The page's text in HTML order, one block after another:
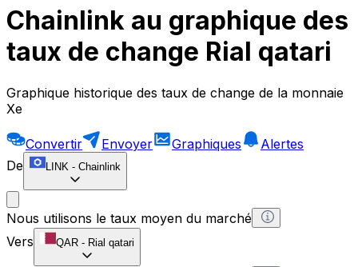
Chainlink au graphique des
taux de change Rial qatari
Graphique historique des taux de change de la monnaie
Xe
Convertir Envoyer Graphiques
Alertes
De
LINK - Chainlink
Nous utilisons le taux moyen du marché
Vers
QAR - Rial qatari